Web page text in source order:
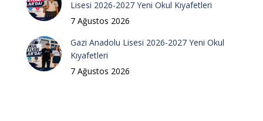
Lisesi 2026-2027 Yeni Okul Kıyafetleri
7 Ağustos 2026
Gazi Anadolu Lisesi 2026-2027 Yeni Okul
Kıyafetleri
7 Ağustos 2026